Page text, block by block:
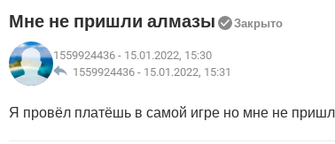
Мне не пришли алмазы Закрыто
1559924436 - 15.01.2022, 15:30
1559924436 - 15.01.2022, 15:31
Я провёл платёшь в самой игре но мне не